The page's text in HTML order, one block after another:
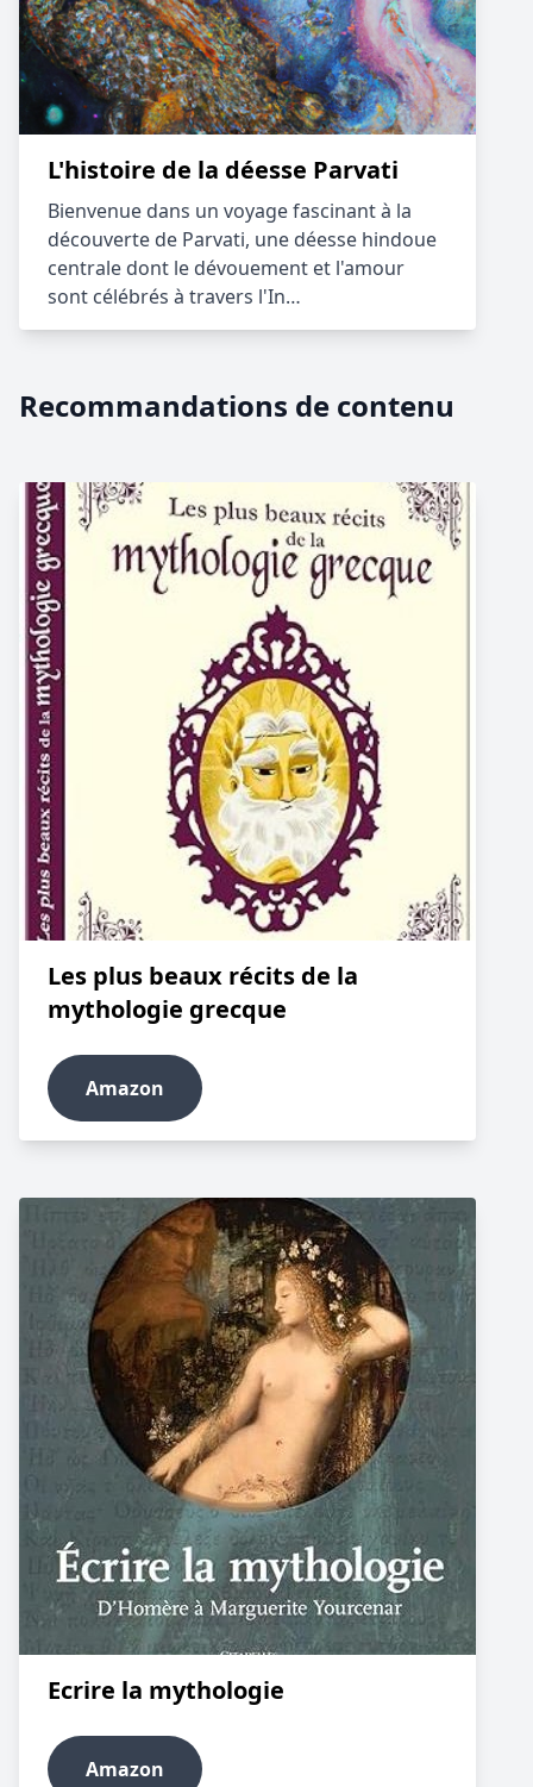
L'histoire de la déesse Parvati
Bienvenue dans un voyage fascinant à la
découverte de Parvati, une déesse hindoue
centrale dont le dévouement et l'amour
sont célébrés à travers l'In…
Recommandations de contenu
Les plus beaux récits de la
mythologie grecque
Amazon
Ecrire la mythologie
Amazon